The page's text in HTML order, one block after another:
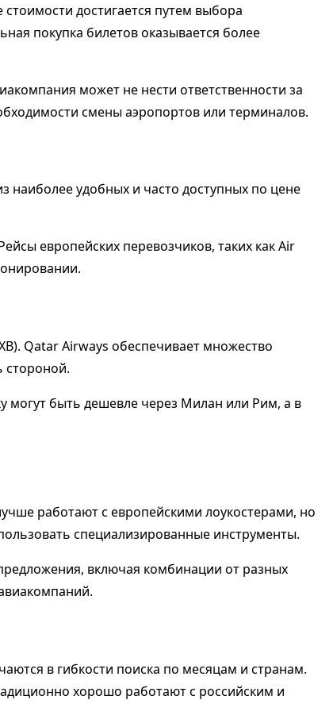
достигается путем выбора
покупка билетов оказывается более
может не нести ответственности за
смены аэропортов или терминалов.
наиболее удобных и часто доступных по цене
европейских перевозчиков, таких как Air
Qatar Airways обеспечивает множество
стороной.
могут быть дешевле через Милан или Рим, а в
работают с европейскими лоукостерами, но
специализированные инструменты.
включая комбинации от разных
в гибкости поиска по месяцам и странам.
хорошо работают с российским и